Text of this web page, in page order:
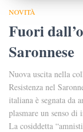
NOVITÀ
Fuori
Saronnese
Nuova uscita nella
Resistenza nel
italiana è segnata da
plasmare un senso di
La cosiddetta